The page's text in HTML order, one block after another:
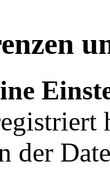
der